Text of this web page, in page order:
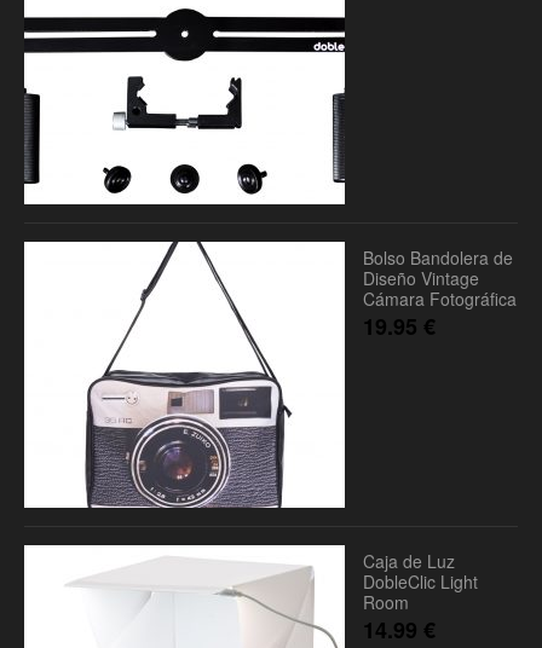
Bolso Bandolera de
Diseño Vintage
Cámara Fotográfica
19.95 €
Caja de Luz
DobleClic Light
Room
14.99 €